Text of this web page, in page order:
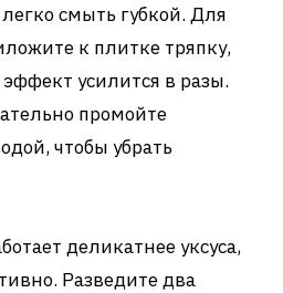
смыть губкой. Для
к плитке тряпку,
усилится в разы.
промойте
чтобы убрать
деликатнее уксуса,
Разведите два